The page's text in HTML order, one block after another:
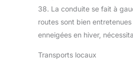
38. La conduite se fait à
routes sont bien
enneigées en hiver,
Transports locaux